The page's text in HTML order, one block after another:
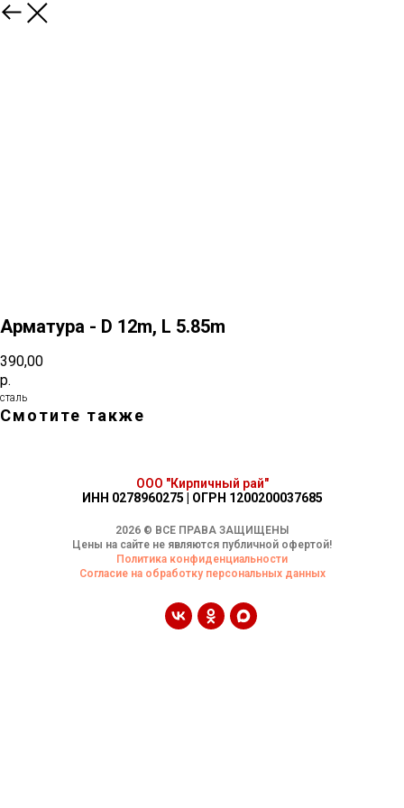
Назад
Арматура - D 12m, L 5.85m
390,00
р.
сталь
Смотите также
ООО "Кирпичный рай"
ИНН 0278960275 | ОГРН 1200200037685
2026 © ВСЕ ПРАВА ЗАЩИЩЕНЫ
Цены на сайте не являются публичной офертой!
Политика конфиденциальности
Согласие на обработку персональных данных